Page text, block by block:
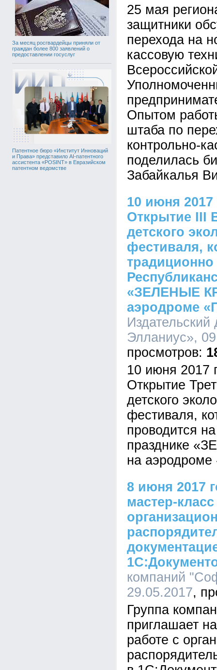
За месяц росгвардейцы приняли от
граждан более 800 заявлений о
предоставлении госуслуг
Патентное бюро «Институт Инноваций
и Права» представило AI-патентного
ассистента «POSINT» в Евразийском
патентном ведомстве
25 мая
защитники
перехода на
кассовую
Опытом
штаба по
контрольно-
поделилась
Забайкалья
10 июня 2017
Открытие III
детского
фестиваля,
«ЗЕЛЕНЫЕ
аэродроме
Элланиус»,
10 июня 2017
Открытие
детского
фестиваля,
проводится
празднике
на
8 июня 2017
мастер-
компаний
29.05.2017
Группа
приглашает
работе с